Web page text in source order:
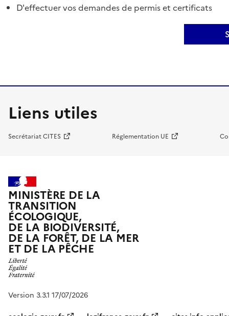
D'effectuer vos demandes de permis et certificats
Liens utiles
Secrétariat CITES Réglementation UE
MINISTÈRE DE LA
TRANSITION
ÉCOLOGIQUE,
DE LA BIODIVERSITÉ,
DE LA FORÊT, DE LA MER
ET DE LA PÊCHE
Version 3.3.1 17/07/2026